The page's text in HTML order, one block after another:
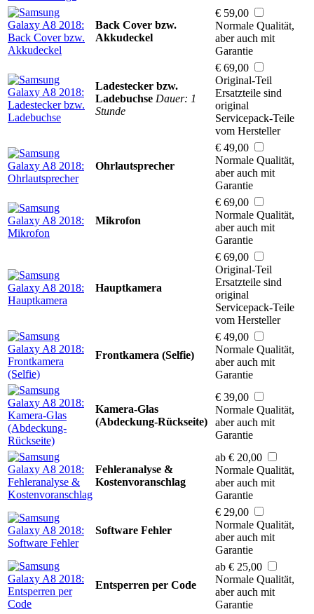
Back Cover bzw.
Akkudeckel
€ 59,00
Normale Qualität,
aber auch mit
Garantie
Ladestecker bzw.
Ladebuchse Dauer: 1
Stunde
€ 69,00
Original-Teil
Ersatzteile sind
original
Servicepack-Teile
vom Hersteller
Ohrlautsprecher
€ 49,00
Normale Qualität,
aber auch mit
Garantie
Mikrofon
€ 69,00
Normale Qualität,
aber auch mit
Garantie
Hauptkamera
€ 69,00
Original-Teil
Ersatzteile sind
original
Servicepack-Teile
vom Hersteller
Frontkamera (Selfie)
€ 49,00
Normale Qualität,
aber auch mit
Garantie
Kamera-Glas
(Abdeckung-Rückseite)
€ 39,00
Normale Qualität,
aber auch mit
Garantie
Fehleranalyse &
Kostenvoranschlag
ab € 20,00
Normale Qualität,
aber auch mit
Garantie
Software Fehler
€ 29,00
Normale Qualität,
aber auch mit
Garantie
Entsperren per Code
ab € 25,00
Normale Qualität,
aber auch mit
Garantie